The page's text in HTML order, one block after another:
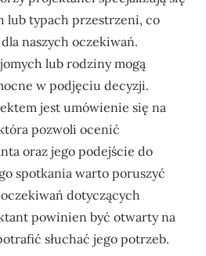
lub typach przestrzeni, co
naszych oczekiwań.
lub rodziny mogą
w podjęciu decyzji.
jest umówienie się na
pozwoli ocenić
oraz jego podejście do
spotkania warto poruszyć
dotyczących
powinien być otwarty na
słuchać jego potrzeb.